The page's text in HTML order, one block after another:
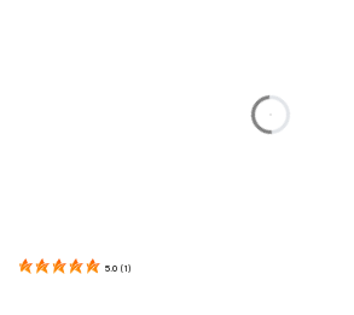
godzin
5.0 (1 )